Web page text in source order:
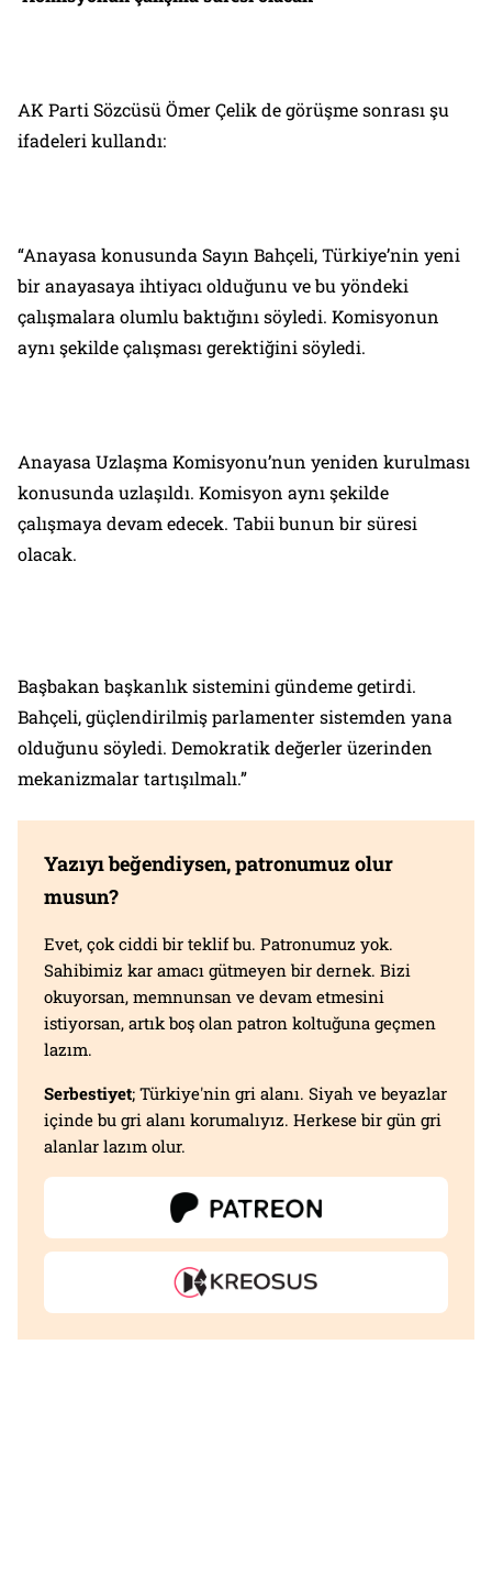
AK Parti Sözcüsü Ömer Çelik de görüşme sonrası şu
ifadeleri kullandı:
“Anayasa konusunda Sayın Bahçeli, Türkiye’nin yeni
bir anayasaya ihtiyacı olduğunu ve bu yöndeki
çalışmalara olumlu baktığını söyledi. Komisyonun
aynı şekilde çalışması gerektiğini söyledi.
Anayasa Uzlaşma Komisyonu’nun yeniden kurulması
konusunda uzlaşıldı. Komisyon aynı şekilde
çalışmaya devam edecek. Tabii bunun bir süresi
olacak.
Başbakan başkanlık sistemini gündeme getirdi.
Bahçeli, güçlendirilmiş parlamenter sistemden yana
olduğunu söyledi. Demokratik değerler üzerinden
mekanizmalar tartışılmalı.”
Yazıyı beğendiysen, patronumuz olur
musun?
Evet, çok ciddi bir teklif bu. Patronumuz yok.
Sahibimiz kar amacı gütmeyen bir dernek. Bizi
okuyorsan, memnunsan ve devam etmesini
istiyorsan, artık boş olan patron koltuğuna geçmen
lazım.
Serbestiyet; Türkiye'nin gri alanı. Siyah ve beyazlar
içinde bu gri alanı korumalıyız. Herkese bir gün gri
alanlar lazım olur.